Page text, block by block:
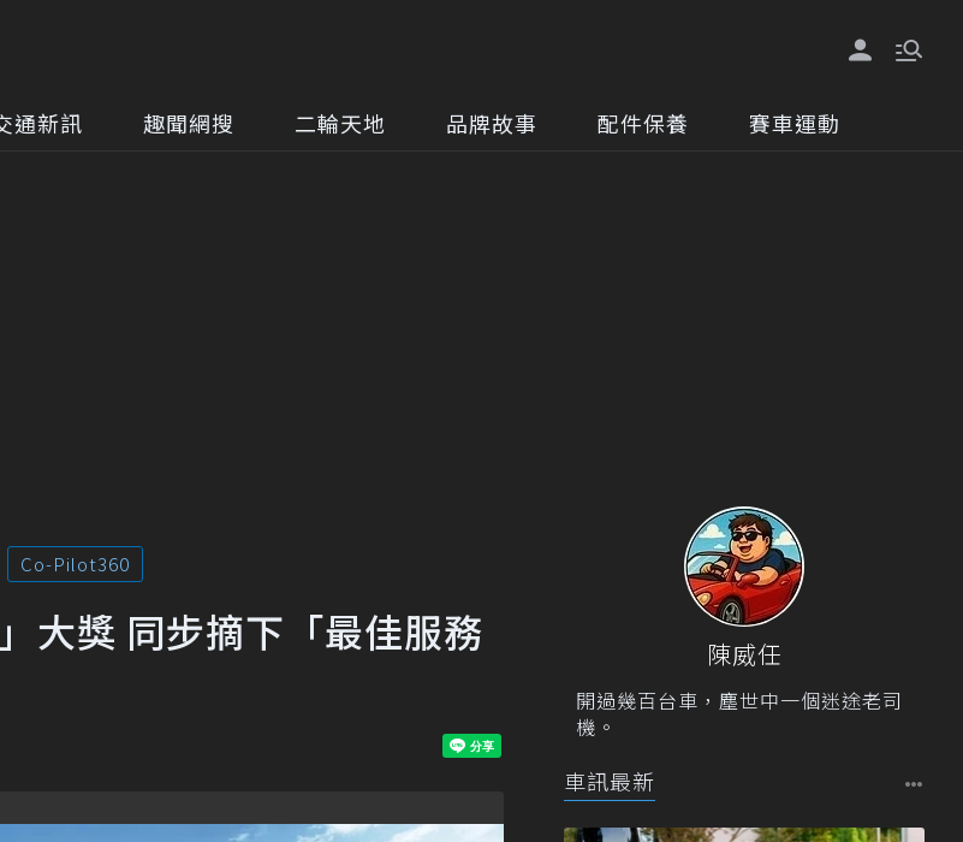
通新訊 趣聞網搜 二輪天地 品牌故事 配件保養 賽車運動
Co-Pilot360
大獎 同步摘下「最佳服務
陳威任
開過幾百台車，塵世中一個迷途老司
機。
車訊最新